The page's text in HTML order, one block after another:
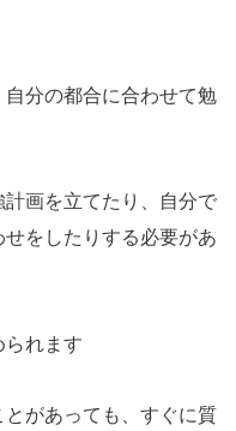
分の都合に合わせて勉
画を立てたり、自分で
をしたりする必要があ
られます
があっても、すぐに質